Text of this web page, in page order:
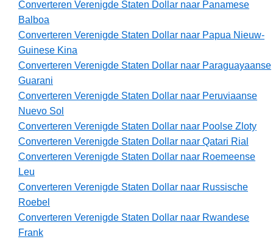
Converteren Verenigde Staten Dollar naar Panamese
Balboa
Converteren Verenigde Staten Dollar naar Papua Nieuw-
Guinese Kina
Converteren Verenigde Staten Dollar naar Paraguayaanse
Guarani
Converteren Verenigde Staten Dollar naar Peruviaanse
Nuevo Sol
Converteren Verenigde Staten Dollar naar Poolse Zloty
Converteren Verenigde Staten Dollar naar Qatari Rial
Converteren Verenigde Staten Dollar naar Roemeense
Leu
Converteren Verenigde Staten Dollar naar Russische
Roebel
Converteren Verenigde Staten Dollar naar Rwandese
Frank